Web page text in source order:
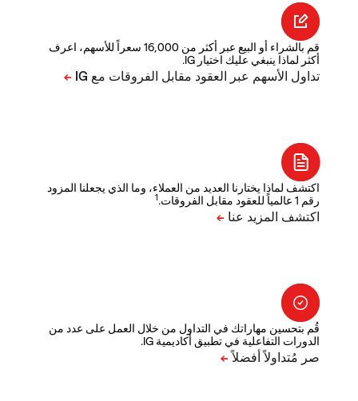
قم بالشراء أو البيع عبر أكثر من 16,000 سعراً للأسهم، اعرف
أكثر لماذا ينبغي عليك اختيار IG.
اكتشف لماذا يختارنا العديد من العملاء، وما الذي يجعلنا المزود
رقم 1 عالمياً للعقود مقابل الفروقات.
1
قُم بتحسين مهاراتك في التداول من خلال العمل على عدد من
الدورات التفاعلية في تطبيق أكاديمية IG.